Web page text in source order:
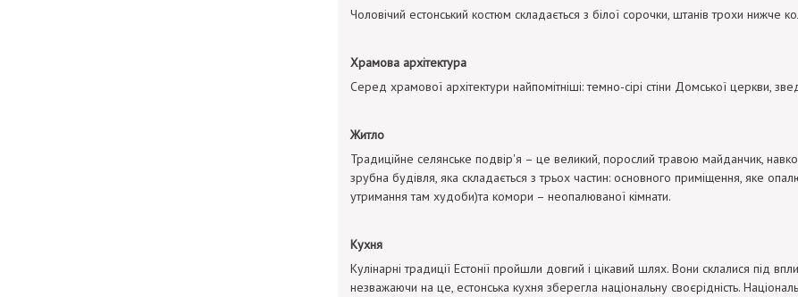
Чоловічий естонський костюм складається з білої сорочки, штанів трохи нижче
Храмова архітектура
Серед храмової архітектури найпомітніші: темно-сірі стіни Домської церкви,
Житло
Традиційне селянське подвір'я – це великий, порослий травою майданчик,
зрубна будівля, яка складається з трьох частин: основного приміщення, яке
утримання там худоби)та комори – неопалюваної кімнати.
Кухня
Кулінарні традиції Естонії пройшли довгий і цікавий шлях. Вони склалися під
незважаючи на це, естонська кухня зберегла національну своєрідність.